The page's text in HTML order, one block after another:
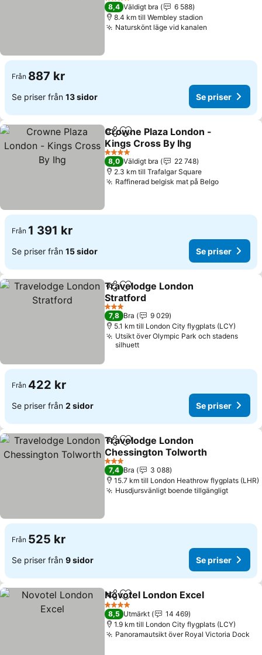
4 Stjärnor
8,4 Väldigt bra
6 588
8.4 km till Wembley stadion
Naturskönt läge vid kanalen
Från 887 kr
Se priser från 13 sidor Se priser
Dela Lägg till i Mina Favoriter
Crowne Plaza London -
Kings Cross By Ihg
Se priser
4 Stjärnor
8,0 Väldigt bra
22 748
2.3 km till Trafalgar Square
Raffinerad belgisk mat på BelgoSe priser
Från 1 391 kr
Se priser från 15 sidor Se priser
Dela Lägg till i Mina Favoriter
Travelodge London
Stratford
Se priser
3 Stjärnor
7,8 Bra
9 029
5.1 km till London City flygplats (LCY)
Utsikt över Olympic Park och stadens
silhuett
Från 422 kr
Se priser från 2 sidor Se priser
Dela Lägg till i Mina Favoriter
Travelodge London
Chessington Tolworth
Se priser
3 Stjärnor
7,4 Bra
3 088
15.7 km till London Heathrow flygplats (LHR)
Husdjursvänligt boende tillgängligtSe
Från 525 kr
Se priser från 9 sidor Se priser
Dela Lägg till i Mina Favoriter
Novotel London Excel
4 Stjärnor
8,5 Utmärkt
14 469
1.9 km till London City flygplats (LCY)
Panoramautsikt över Royal Victoria Dock